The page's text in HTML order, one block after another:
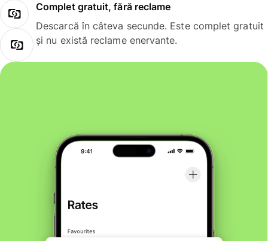
Complet gratuit, fără reclame
Descarcă în câteva secunde. Este complet gratuit
și nu există reclame enervante.